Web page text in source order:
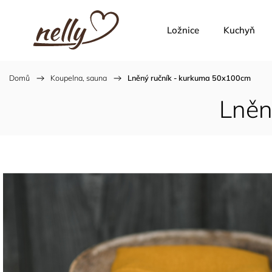
Ložnice Kuchyň
Domů / Koupelna, sauna / Lněný ručník - kurkuma 50x100cm